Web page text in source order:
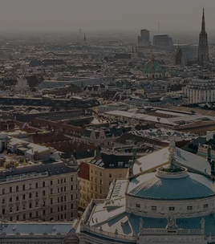
へ
ジ
の
ト
ッ
プ
へ
非
表
示